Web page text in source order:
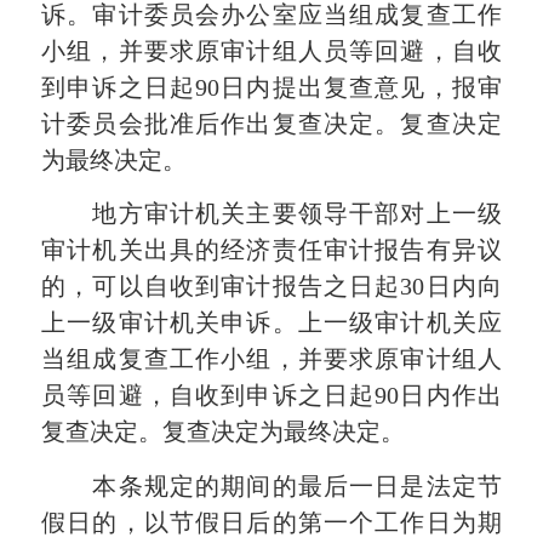
诉。审计委员会办公室应当组成复查工作
小组，并要求原审计组人员等回避，自收
到申诉之日起90日内提出复查意见，报审
计委员会批准后作出复查决定。复查决定
为最终决定。
地方审计机关主要领导干部对上一级
审计机关出具的经济责任审计报告有异议
的，可以自收到审计报告之日起30日内向
上一级审计机关申诉。上一级审计机关应
当组成复查工作小组，并要求原审计组人
员等回避，自收到申诉之日起90日内作出
复查决定。复查决定为最终决定。
本条规定的期间的最后一日是法定节
假日的，以节假日后的第一个工作日为期